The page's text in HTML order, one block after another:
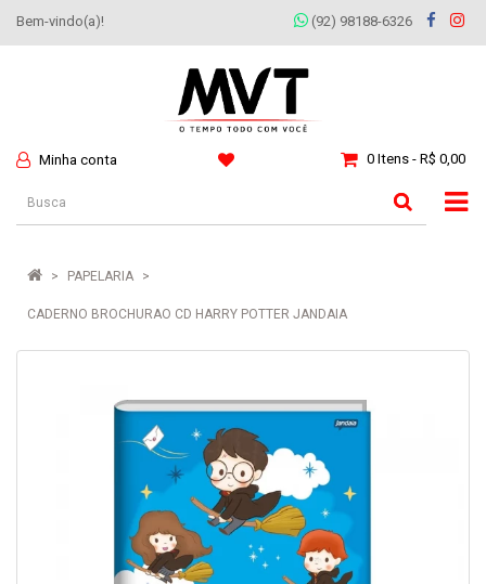
Bem-vindo(a)! (92) 98188-6326
Minha conta 0 Itens - R$ 0,00
PAPELARIA
CADERNO BROCHURAO CD HARRY POTTER JANDAIA